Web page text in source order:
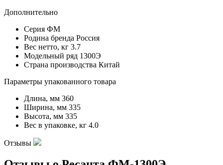
Дополнительно
Серия ФМ
Родина бренда Россия
Вес нетто, кг 3.7
Модельный ряд 1300Э
Страна производства Китай
Параметры упакованного товара
Длина, мм 360
Ширина, мм 335
Высота, мм 335
Вес в упаковке, кг 4.0
Отзывы